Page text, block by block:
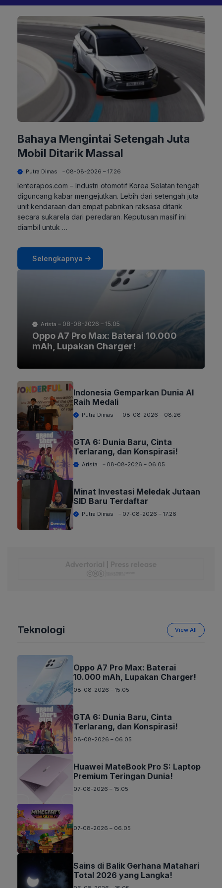
Bahaya Mengintai Setengah Juta
Mobil Ditarik Massal
Putra Dimas 08-08-2026 – 17.26
lenterapos.com – Industri otomotif Korea Selatan tengah
diguncang kabar mengejutkan. Lebih dari setengah juta
unit kendaraan dari empat pabrikan raksasa ditarik
secara sukarela dari peredaran. Keputusan masif ini
diambil untuk …
Selengkapnya
Arista 08-08-2026 – 15.05
Oppo A7 Pro Max: Baterai 10.000
mAh, Lupakan Charger!
Indonesia Gemparkan Dunia AI
Raih Medali
Putra Dimas 08-08-2026 – 08.26
GTA 6: Dunia Baru, Cinta
Terlarang, dan Konspirasi!
Arista 08-08-2026 – 06.05
Minat Investasi Meledak Jutaan
SID Baru Terdaftar
Putra Dimas 07-08-2026 – 17.26
Teknologi View All
Oppo A7 Pro Max: Baterai
10.000 mAh, Lupakan Charger!
08-08-2026 – 15.05
GTA 6: Dunia Baru, Cinta
Terlarang, dan Konspirasi!
08-08-2026 – 06.05
Huawei MateBook Pro S: Laptop
Premium Teringan Dunia!
07-08-2026 – 15.05
07-08-2026 – 06.05
Sains di Balik Gerhana Matahari
Total 2026 yang Langka!